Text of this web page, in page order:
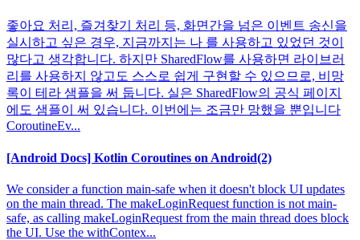
좋아요 처리, 즐겨찾기 처리 등, 화면간을 넘은 이벤트 송신을
실시하고 싶은 경우, 지금까지는 나 를 사용하고 있었던 것이
많다고 생각합니다. 하지만 SharedFlow를 사용하면 라이브러
리를 사용하지 않고도 스스로 쉽게 구현할 수 있으므로, 비망
록이 테라 샘플을 써 둡니다. 실은 SharedFlow의 공식 페이지
에도 샘플이 써 있습니다. 이번에는 조금만 망했을 뿐입니다
CoroutineEv...
[Android Docs] Kotlin Coroutines on Android(2)
We consider a function main-safe when it doesn't block UI updates
on the main thread. The makeLoginRequest function is not main-
safe, as calling makeLoginRequest from the main thread does block
the UI. Use the withContex...